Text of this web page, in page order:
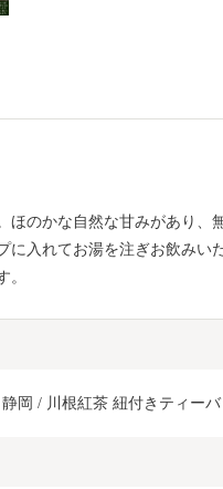
ほのかな自然な甘みがあり、
に入れてお湯を注ぎお飲みい
。
岡 / 川根紅茶 紐付きティー